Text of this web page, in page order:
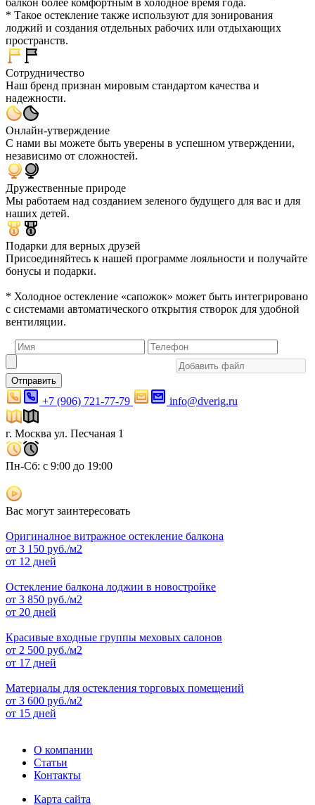
балкон более комфортным в холодное время года.
* Такое остекление также используют для зонирования
лоджий и создания отдельных рабочих или отдыхающих
пространств.
Сотрудничество
Наш бренд признан мировым стандартом качества и
надежности.
Онлайн-утверждение
С нами вы можете быть уверены в успешном утверждении,
независимо от сложностей.
Дружественные природе
Мы работаем над созданием зеленого будущего для вас и для
наших детей.
Подарки для верных друзей
Присоединяйтесь к нашей программе лояльности и получайте
бонусы и подарки.
* Холодное остекление «сапожок» может быть интегрировано
с системами автоматического открытия створок для удобной
вентиляции.
Отправить
+7 (906) 721-77-79 info@dverig.ru
г. Москва ул. Песчаная 1
Пн-Сб: с 9:00 до 19:00
Вас могут заинтересовать
Оригиналное витражное остекление балкона
от 3 150 руб./м2
от 12 дней
Остекление балкона лоджии в новостройке
от 3 850 руб./м2
от 20 дней
Красивые входные группы меховых салонов
от 2 500 руб./м2
от 17 дней
Материалы для остекления торговых помещений
от 3 600 руб./м2
от 15 дней
О компании
Статьи
Контакты
Карта сайта